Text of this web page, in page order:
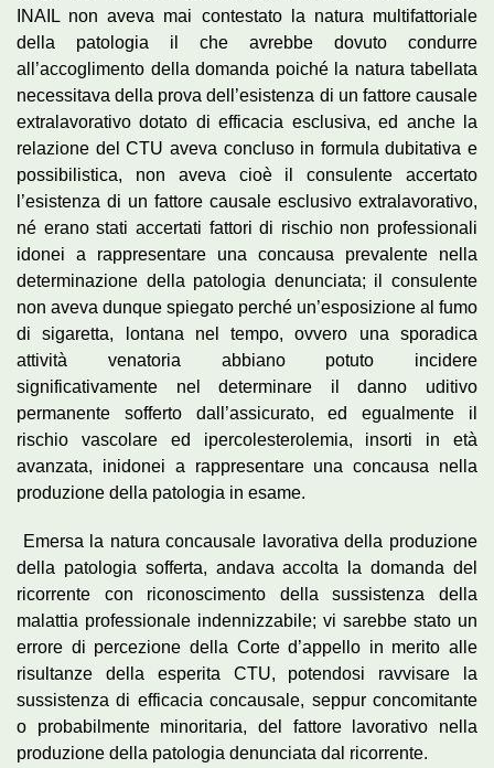
INAIL non aveva mai contestato la natura multifattoriale
della patologia il che avrebbe dovuto condurre
all’accoglimento della domanda poiché la natura tabellata
necessitava della prova dell’esistenza di un fattore causale
extralavorativo dotato di efficacia esclusiva, ed anche la
relazione del CTU aveva concluso in formula dubitativa e
possibilistica, non aveva cioè il consulente accertato
l’esistenza di un fattore causale esclusivo extralavorativo,
né erano stati accertati fattori di rischio non professionali
idonei a rappresentare una concausa prevalente nella
determinazione della patologia denunciata; il consulente
non aveva dunque spiegato perché un’esposizione al fumo
di sigaretta, lontana nel tempo, ovvero una sporadica
attività venatoria abbiano potuto incidere
significativamente nel determinare il danno uditivo
permanente sofferto dall’assicurato, ed egualmente il
rischio vascolare ed ipercolesterolemia, insorti in età
avanzata, inidonei a rappresentare una concausa nella
produzione della patologia in esame.
Emersa la natura concausale lavorativa della produzione
della patologia sofferta, andava accolta la domanda del
ricorrente con riconoscimento della sussistenza della
malattia professionale indennizzabile; vi sarebbe stato un
errore di percezione della Corte d’appello in merito alle
risultanze della esperita CTU, potendosi ravvisare la
sussistenza di efficacia concausale, seppur concomitante
o probabilmente minoritaria, del fattore lavorativo nella
produzione della patologia denunciata dal ricorrente.